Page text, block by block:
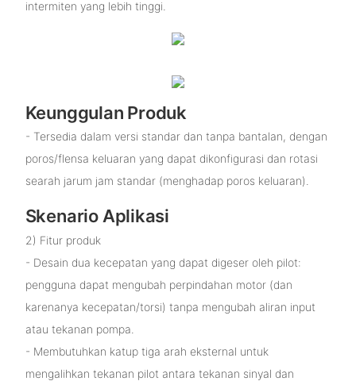
intermiten yang lebih tinggi.
Keunggulan Produk
- Tersedia dalam versi standar dan tanpa bantalan, dengan
poros/flensa keluaran yang dapat dikonfigurasi dan rotasi
searah jarum jam standar (menghadap poros keluaran).
Skenario Aplikasi
2) Fitur produk
- Desain dua kecepatan yang dapat digeser oleh pilot:
pengguna dapat mengubah perpindahan motor (dan
karenanya kecepatan/torsi) tanpa mengubah aliran input
atau tekanan pompa.
- Membutuhkan katup tiga arah eksternal untuk
mengalihkan tekanan pilot antara tekanan sinyal dan